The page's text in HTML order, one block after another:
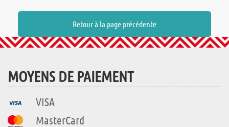
Retour à la page précédente
MOYENS DE PAIEMENT
VISA
MasterCard